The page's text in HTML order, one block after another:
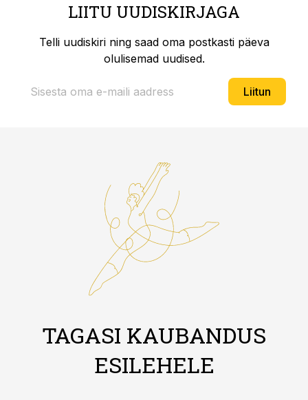
LIITU UUDISKIRJAGA
Telli uudiskiri ning saad oma postkasti päeva
olulisemad uudised.
Liitun
TAGASI KAUBANDUS
ESILEHELE